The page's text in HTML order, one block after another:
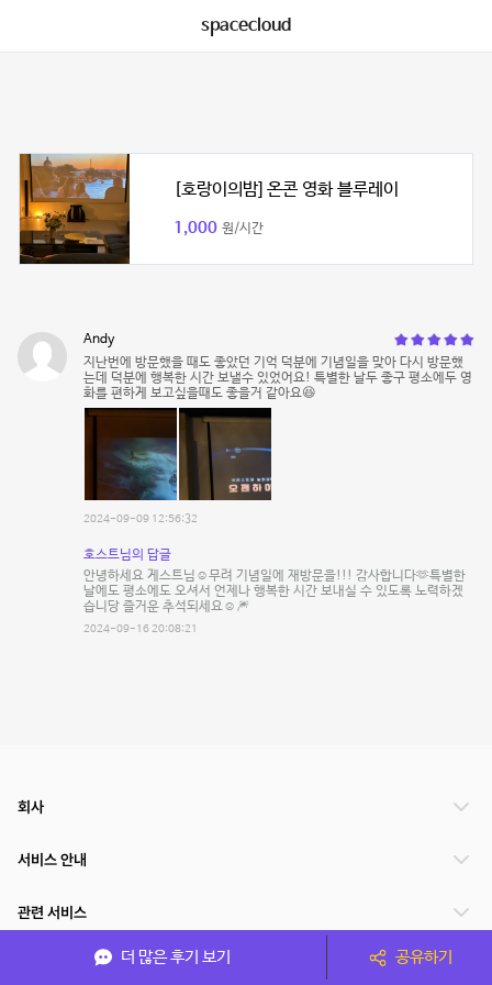
spacecloud
[호랑이의밤] 온콘 영화 블루레이
1,000 원/시간
Andy
지난번에 방문했을 때도 좋았던 기억 덕분에 기념일을 맞아 다시 방문했
는데 덕분에 행복한 시간 보낼수 있었어요! 특별한 날두 좋구 평소에두 영
화를 편하게 보고싶을때도 좋을거 같아요😆
2024-09-09 12:56:32
호스트님의 답글
안녕하세요 게스트님☺️무려 기념일에 재방문을!!! 감사합니다🫶특별한
날에도 평소에도 오셔서 언제나 행복한 시간 보내실 수 있도록 노력하겠
습니당 즐거운 추석되세요☺️🎆
2024-09-16 20:08:21
더 많은 후기 보기 공유하기
회사
서비스 안내
관련 서비스